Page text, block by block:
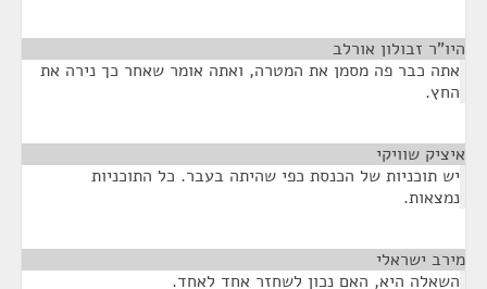
היו"ר זבולון אורלב
אתה כבר פה מסמן את המטרה, ואתה אומר שאחר כך נירה את
החץ.
איציק שוויקי
יש תוכניות של הכנסת כפי שהיתה בעבר. כל התוכניות
נמצאות.
מירב ישראלי
השאלה היא, האם נכון לשחזר אחד לאחד.